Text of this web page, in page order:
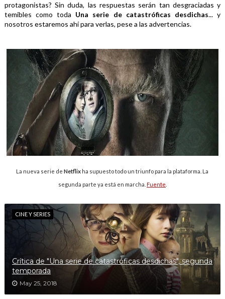
protagonistas? Sin duda, las respuestas serán tan desgraciadas y
temibles como toda Una serie de catastróficas desdichas... y
nosotros estaremos ahí para verlas, pese a las advertencias.
La nueva serie deNetflix ha supuesto todo un triunfo para la plataforma. La
segunda parte ya está en marcha. Fuente
CINE Y SERIES
Crítica de "Una serie de catastróficas desdichas", segunda
temporada
May 25, 2018